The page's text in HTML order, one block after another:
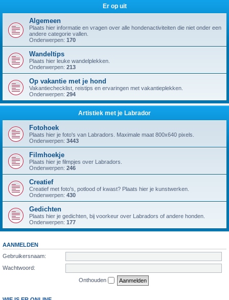
Er op uit
Algemeen
Plaats hier informatie en vragen over alle hondenactiviteiten die niet onder een
andere categorie vallen.
Onderwerpen: 170
Wandeltips
Plaats hier leuke wandelplekken.
Onderwerpen: 213
Op vakantie met je hond
Vakantiechecklist, reistips en ervaringen met vakantieplekken.
Onderwerpen: 294
Artistiek met je Labrador
Fotohoek
Plaats hier je foto's van Labradors. Maximale maat 800x640 pixels.
Onderwerpen: 3443
Filmhoekje
Plaats hier je filmpjes over Labradors.
Onderwerpen: 246
Creatief
Creatief met foto's, potlood of kwast? Plaats hier je kunstwerken.
Onderwerpen: 430
Gedichten
Plaats hier je gedichten, bij voorkeur over Labradors of andere honden.
Onderwerpen: 177
AANMELDEN
Gebruikersnaam:
Wachtwoord:
Onthouden